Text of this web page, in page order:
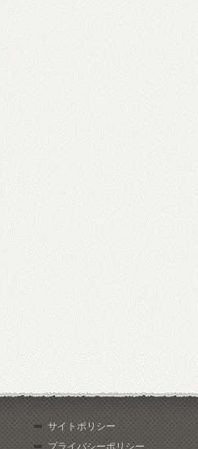
サイトポリシー
プライバシーポリシー